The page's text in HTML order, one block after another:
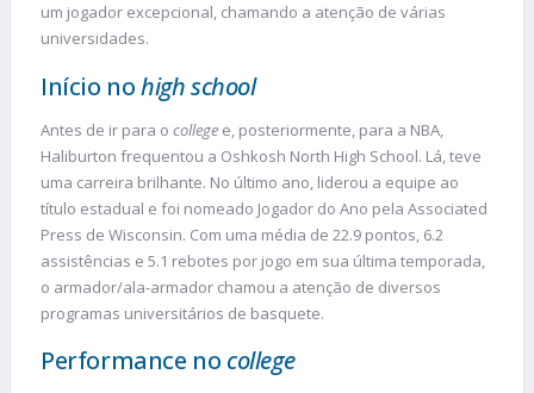
um jogador excepcional, chamando a atenção de várias
universidades.
Início nohigh school
Antes de ir para o college e, posteriormente, para a NBA,
Haliburton frequentou a Oshkosh North High School. Lá, teve
uma carreira brilhante. No último ano, liderou a equipe ao
título estadual e foi nomeado Jogador do Ano pela Associated
Press de Wisconsin. Com uma média de 22.9 pontos, 6.2
assistências e 5.1 rebotes por jogo em sua última temporada,
o armador/ala-armador chamou a atenção de diversos
programas universitários de basquete.
Performance no college